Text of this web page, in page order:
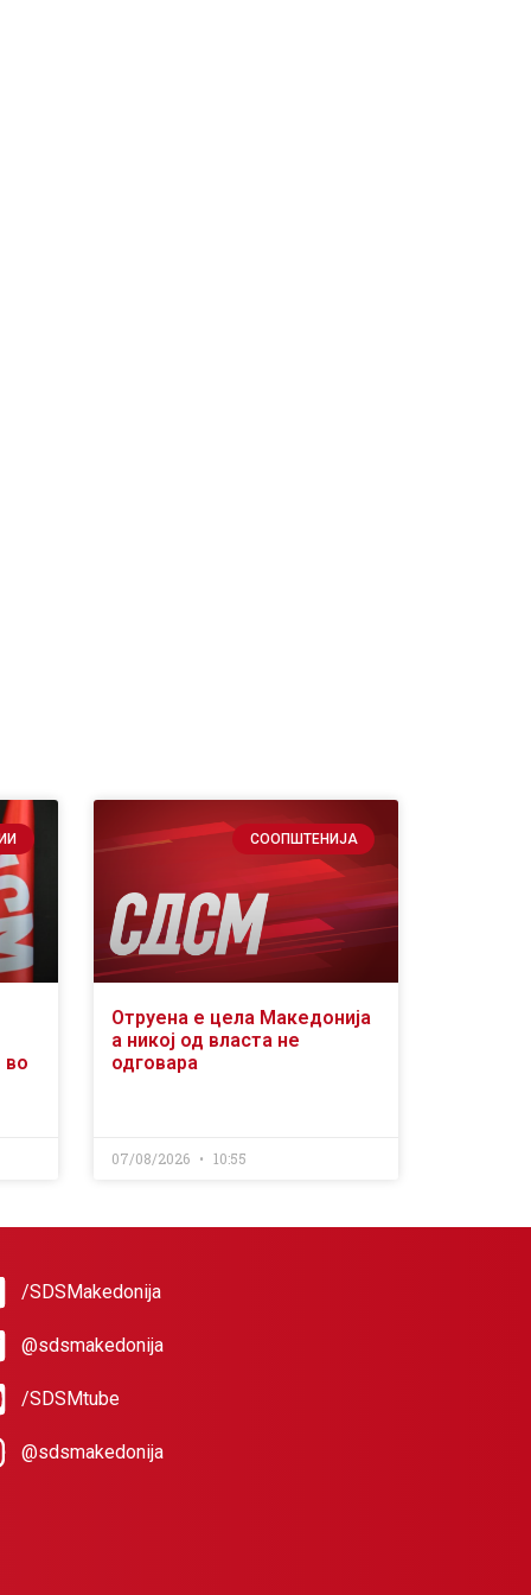
во
СООПШТЕНИЈА
Отруена е цела Македонија
а никој од власта не
одговара
07/08/2026 10:55
/SDSMakedonija
@sdsmakedonija
/SDSMtube
@sdsmakedonija